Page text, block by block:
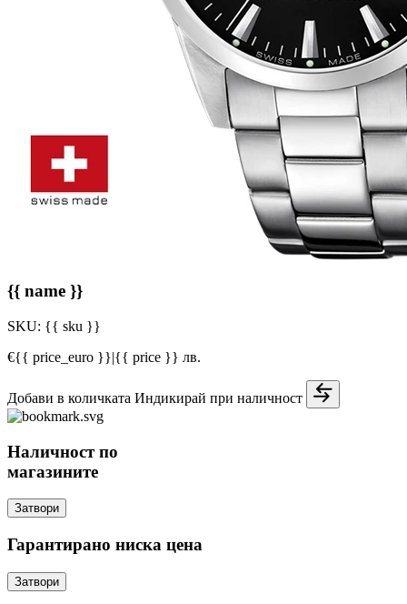
{{ name }}
SKU: {{ sku }}
€{{ price_euro }}|{{ price }} лв.
Добави в количката Индикирай при наличност
Наличност по
магазините
Затвори
Гарантирано ниска цена
Затвори